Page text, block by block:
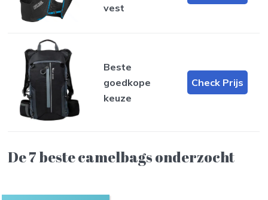
vest
Beste
goedkope
keuze
Check Prijs
De 7 beste camelbags onderzocht